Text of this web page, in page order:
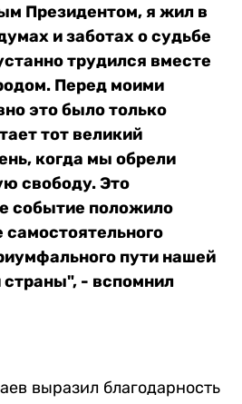
Президентом, я жил в
и заботах о судьбе
трудился вместе
Перед моими
это было только
тот великий
когда мы обрели
свободу. Это
событие положило
самостоятельного
пути нашей
страны", - вспомнил
выразил благодарность